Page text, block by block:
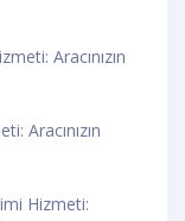
Aracınızın
Aracınızın
Hizmeti: